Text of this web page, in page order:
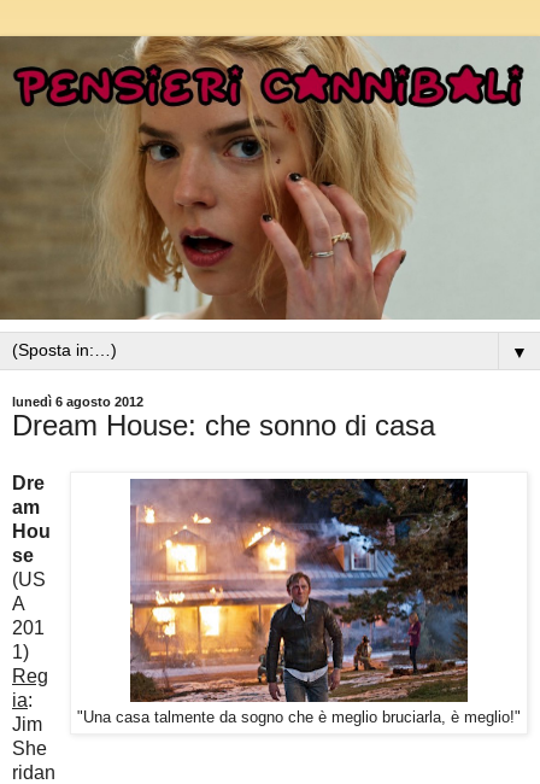
▼
lunedì 6 agosto 2012
Dream House: che sonno di casa
"Una casa talmente da sogno che è meglio bruciarla, è meglio!"
Dre
am
Hou
se
(US
A
201
1)
Reg
ia:
Jim
She
ridan